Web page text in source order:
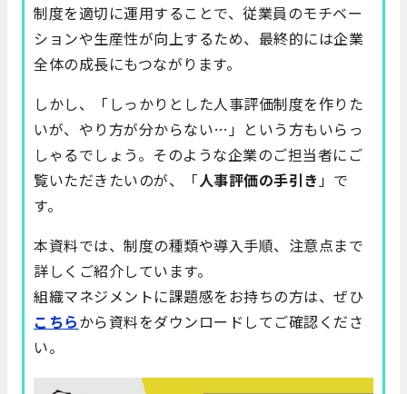
制度を適切に運用することで、従業員のモチベー
ションや生産性が向上するため、最終的には企業
全体の成長にもつながります。
しかし、「しっかりとした人事評価制度を作りた
いが、やり方が分からない…」という方もいらっ
しゃるでしょう。そのような企業のご担当者にご
覧いただきたいのが、「人事評価の手引き」で
す。
本資料では、制度の種類や導入手順、注意点まで
詳しくご紹介しています。
組織マネジメントに課題感をお持ちの方は、ぜひ
こちらから資料をダウンロードしてご確認くださ
い。